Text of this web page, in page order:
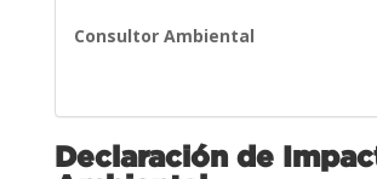
Consultor Ambiental
Declaración de